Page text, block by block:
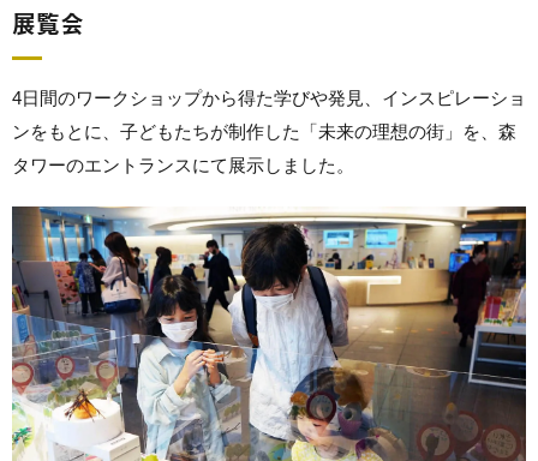
展覧会
4日間のワークショップから得た学びや発見、インスピレーショ
ンをもとに、子どもたちが制作した「未来の理想の街」を、森
タワーのエントランスにて展示しました。